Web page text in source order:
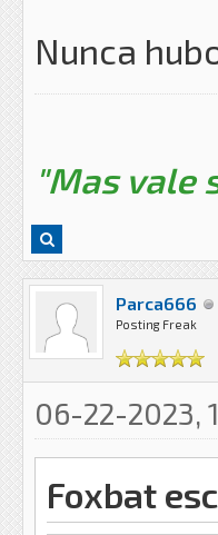
Nunca
"Mas vale
Parca666
Posting Freak
06-22-2023,
Foxbat